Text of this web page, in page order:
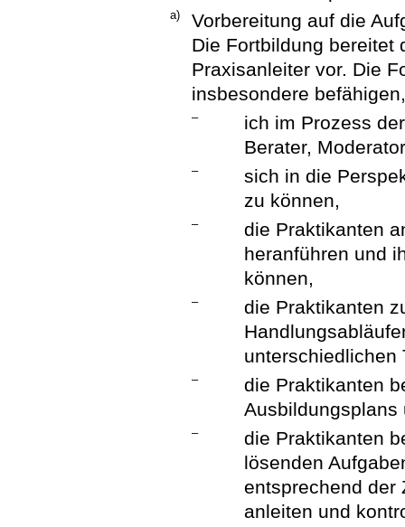
a)
Vorbereitung auf die
Die Fortbildung bereitet
Praxisanleiter vor. Die
insbesondere
–
ich im Prozess
Berater,
–
sich in die
zu können,
–
die Praktikanten
heranführen und
können,
–
die Praktikanten
unterschiedlichen
–
die Praktikanten
Ausbildungsplans
–
die Praktikanten
lösenden
entsprechend der
anleiten und